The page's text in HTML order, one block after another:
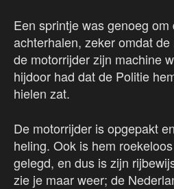
Een sprintje was genoeg om
achterhalen, zeker omdat
de motorrijder zijn machine
hijdoor had dat de Politie
hielen zat.
De motorrijder is opgepakt
heling. Ook is hem
gelegd, en dus is zijn
zie je maar weer; de